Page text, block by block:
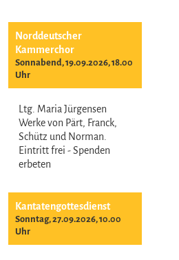
Norddeutscher
Kammerchor
Sonnabend, 19.09.2026, 18.00
Uhr
Ltg. Maria Jürgensen
Werke von Pärt, Franck,
Schütz und Norman.
Eintritt frei - Spenden
erbeten
Kantatengottesdienst
Sonntag, 27.09.2026, 10.00
Uhr